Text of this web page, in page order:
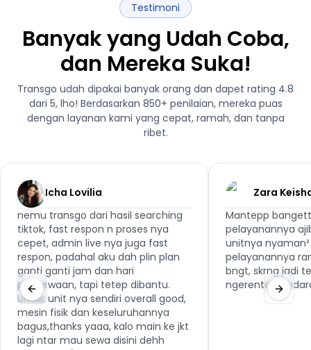
Testimoni
Banyak yang Udah Coba,
dan Mereka Suka!
Transgo udah dipakai banyak orang dan dapet rating 4.8
dari 5, lho! Berdasarkan 850+ penilaian, mereka puas
dengan layanan kami yang cepat, ramah, dan tanpa
ribet.
Icha Lovilia
nemu transgo dari hasil searching
tiktok, fast respon n proses nya
cepet, admin live nya juga fast
respon, padahal aku dah plin plan
ganti ganti jam dan hari
penyewaan, tapi tetep dibantu.
Untuk unit nya sendiri overall good,
mesin fisik dan keseluruhannya
bagus,thanks yaaa, kalo main ke jkt
lagi ntar mau sewa disini dehh
Zara
Mantepp
pelayanannya
unitnya
pelayanannya
bngt, skrng jadi
ngerental